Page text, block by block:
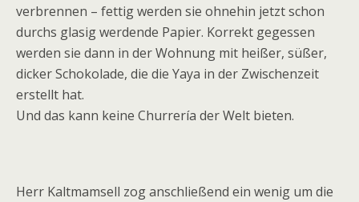
verbrennen – fettig werden sie ohnehin jetzt schon
durchs glasig werdende Papier. Korrekt gegessen
werden sie dann in der Wohnung mit heißer, süßer,
dicker Schokolade, die die Yaya in der Zwischenzeit
erstellt hat.
Und das kann keine Churrería der Welt bieten.
Herr Kaltmamsell zog anschließend ein wenig um die